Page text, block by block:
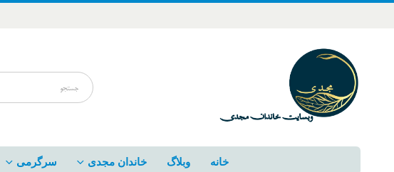
خانه وبلاگ خاندان مجدی سرگرمی